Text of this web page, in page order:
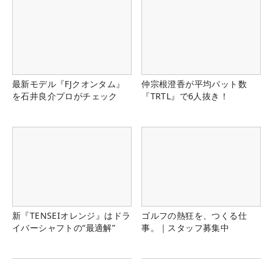
最新モデル『FJクオンタム』
を石井良介プロがチェック
仲宗根澄香が平均パット数
『TRTL』で6人抜き！
新『TENSEIオレンジ』はドラ
イバーシャフトの“最適解”
ゴルフの熱狂を、つくる仕
事。｜スタッフ募集中